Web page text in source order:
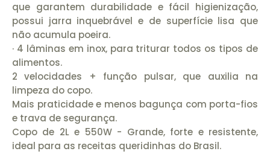
que garantem durabilidade e fácil higienização,
possui jarra inquebrável e de superfície lisa que
não acumula poeira.
· 4 lâminas em inox, para triturar todos os tipos de
alimentos.
2 velocidades + função pulsar, que auxilia na
limpeza do copo.
Mais praticidade e menos bagunça com porta-fios
e trava de segurança.
Copo de 2L e 550W - Grande, forte e resistente,
ideal para as receitas queridinhas do Brasil.